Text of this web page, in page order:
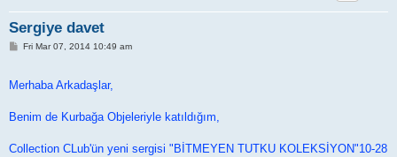
Sergiye davet
PFri Mar 07, 2014 10:49 am
Merhaba Arkadaşlar,
Benim de Kurbağa Objeleriyle katıldığım,
Collection CLub'ün yeni sergisi "BİTMEYEN TUTKU KOLEKSİYON"10-28